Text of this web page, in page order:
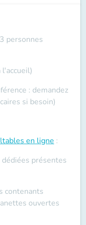
personnes
: demandez
si besoin)
en ligne :
présentes
contenants
ouvertes